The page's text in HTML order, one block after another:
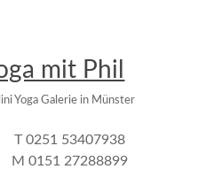
mit Phil
Yoga Galerie in Münster
T 0251 53407938
M 0151 27288899